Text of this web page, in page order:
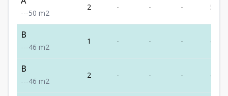
---50 m2
2 - - - 50
B
---46 m2
1 - - - 46
B
---46 m2
2 - - - 46